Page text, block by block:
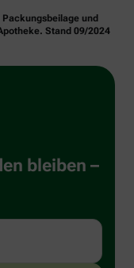
und
Stand 09/2024
bleiben –